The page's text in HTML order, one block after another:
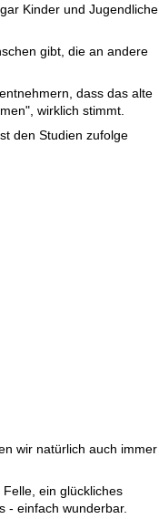
Kinder und Jugendliche,
gibt, die an andere
dass das alte
wirklich stimmt.
den Studien zufolge
wir natürlich auch immer
ein glückliches
- einfach wunderbar.